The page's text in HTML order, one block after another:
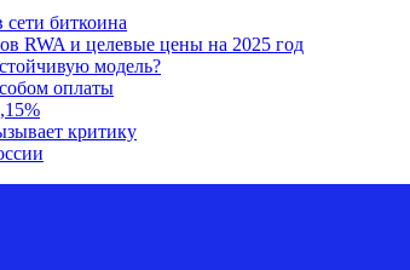
биткоина
RWA и целевые цены на 2025 год
модель?
оплаты
критику